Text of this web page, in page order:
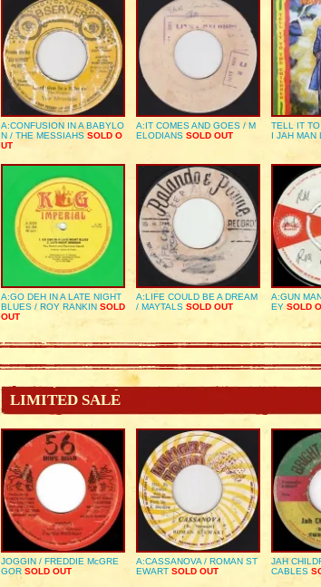
A:CONFUSION IN A BABYLO
N / THE MESSIAHS SOLD O
UT
A:IT COMES AND GOES / M
ELODIANS SOLD OUT
TELL IT
I JAH MAN
A:GO DEH IN A LATE NIGHT
BLUES / ROY RANKIN SOLD
OUT
A:LIFE COULD BE A DREAM
/ MAYTALS SOLD OUT
A:GUN
EY SOLD
LIMITED SALE
JOGGIN / FREDDIE McGRE
GOR SOLD OUT
A:CASSANOVA / ROMAN ST
EWART SOLD OUT
JAH
CABLES